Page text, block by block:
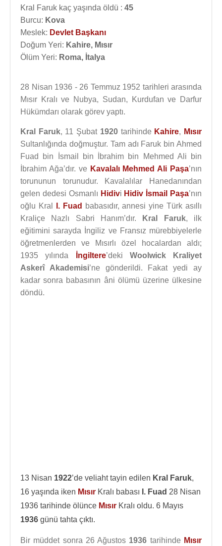
Kral Faruk kaç yaşında öldü : 45
Burcu: Kova
Meslek: Devlet Başkanı
Doğum Yeri: Kahire, Mısır
Ölüm Yeri: Roma, İtalya
28 Nisan 1936 - 26 Temmuz 1952 tarihleri arasında
Mısır Kralı ve Nubya, Sudan, Kurdufan ve Darfur
Hükümdarı olarak görev yaptı.
Kral Faruk, 11 Şubat 1920tarihinde Kahire, Mısır
Sultanlığında doğmuştur. Tam adı Faruk bin Ahmed
Fuad bin İsmail bin İbrahim bin Mehmed Ali bin
İbrahim Ağa’dır. ve Kavalalı Mehmed Ali Paşa’nın
torununun torunudur. Kavalalılar Hanedanından
gelen dedesi Osmanlı Hidivi Hidiv İsmail Paşa’nın
oğlu Kral
I. Fuad
babasıdır, annesi yine Türk asıllı
Kraliçe Nazlı Sabri Hanım’dır.
Kral Faruk, ilk
eğitimini sarayda İngiliz ve Fransız mürebbiyelerle
öğretmenlerden ve Mısırlı özel hocalardan aldı;
1935 yılında
İngiltere’deki Woolwick Kraliyet
Askerî Akademisi’ne gönderildi. Fakat yedi ay
kadar sonra babasının âni ölümü üzerine ülkesine
döndü.
13 Nisan 1922’de veliaht tayin edilen Kral Faruk,
16 yaşında iken Mısır Kralı babası I. Fuad 28 Nisan
1936 tarihinde ölünce Mısır Kralı oldu. 6 Mayıs
1936 günü tahta çıktı.
Bir müddet sonra 26 Ağustos 1936 tarihinde Mısır